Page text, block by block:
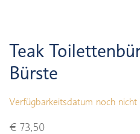
Teak
Bürste
Verfügbarkeitsdatum noch nicht
€ 73,50